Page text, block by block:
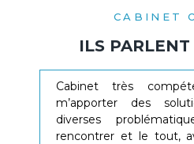
CABINET
ILS
Cabinet très
m’apporter des
diverses
rencontrer et le tout,